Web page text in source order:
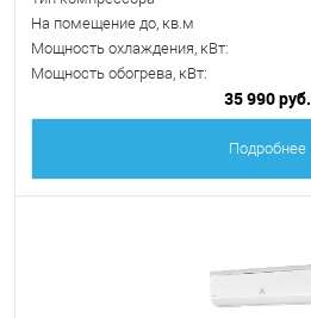
На помещение до, кв.м
Мощность охлаждения, кВт:
Мощность обогрева, кВт:
35 990 руб.
Подробнее